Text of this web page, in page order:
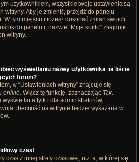
użytkownikiem, wszystkie twoje ustawienia są
witryny. Aby je zmienić, przejdź do panelu
W tym miejscu możesz dokonać zmian swoich
do panelu o nazwie “Moje konto” znajduje
witryny.
wyświetlaniu nazwy użytkownika na liście
forum?
w “Ustawieniach witryny” znajduje się
online. Włącz tę funkcję, zaznaczając Tak.
wyświetlana tylko dla administratorów,
obecność na witrynie będzie wykazana w
czas!
czas z innej strefy czasowej, niż ta, w której się